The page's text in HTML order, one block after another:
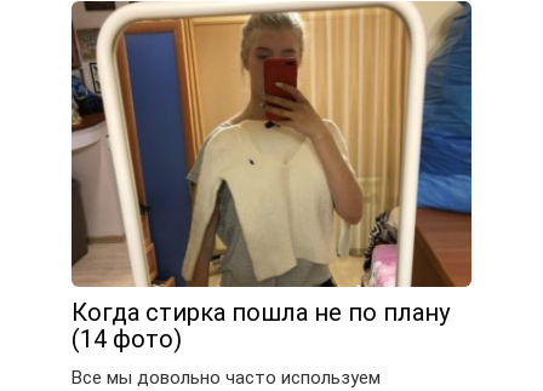
Когда стирка пошла не по плану
(14 фото)
Все мы довольно часто используем